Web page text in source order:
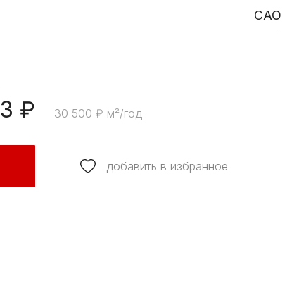
САО
₽ 30 500 ₽ м²/год
добавить в избранное